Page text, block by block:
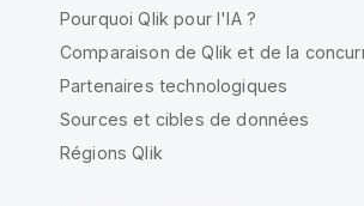
Pourquoi Qlik pour l'IA ?
Comparaison de Qlik et de la
Partenaires technologiques
Sources et cibles de données
Régions Qlik